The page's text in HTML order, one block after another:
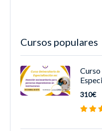
Cursos populares
310€